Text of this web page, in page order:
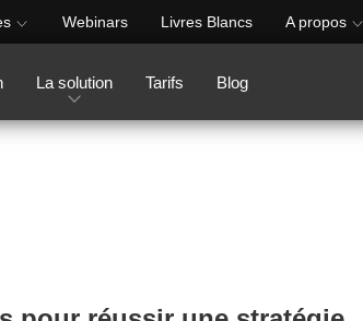
Webinars Livres Blancs A propos
La solution Tarifs Blog